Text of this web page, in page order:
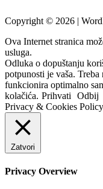
Copyright © 2026 |
Ova Internet stranica
usluga.
Odluka o dopuštanju
potpunosti je vaša.
funkcionira optimalno
kolačića. Prihvati Odbij
Privacy & Cookies Policy
Zatvori
Privacy Overview